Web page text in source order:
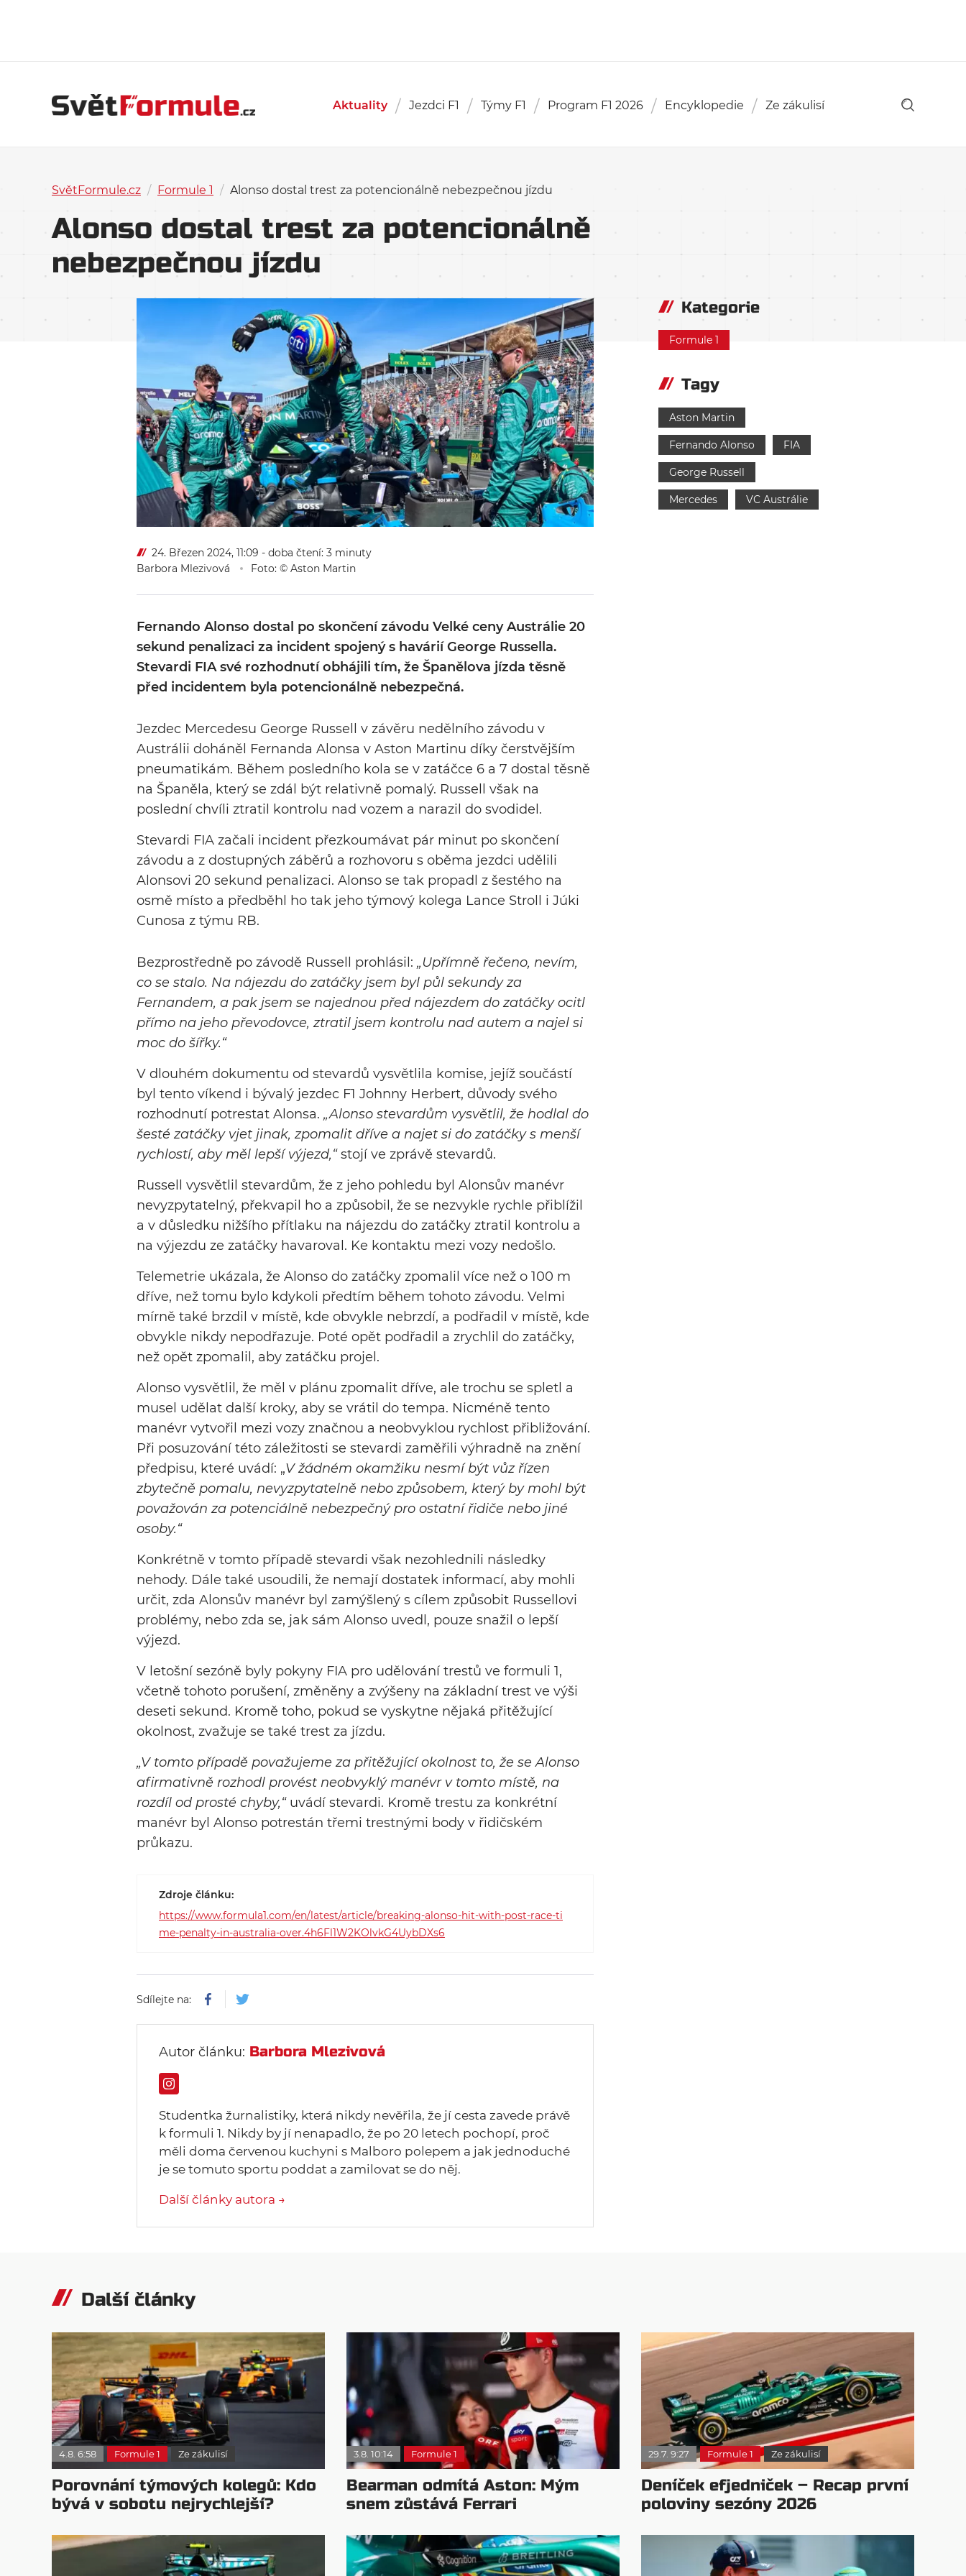
Aktuality Jezdci F1 Týmy F1 Program F1 2026 Encyklopedie Ze zákulisí
SvětFormule.cz / Formule 1 / Alonso dostal trest za potencionálně nebezpečnou jízdu
Alonso dostal trest za potencionálně
nebezpečnou jízdu
24. Březen 2024, 11:09 - doba čtení: 3 minuty
Barbora Mlezivová
Foto: © Aston Martin
Fernando Alonso dostal po skončení závodu Velké ceny Austrálie 20
sekund penalizaci za incident spojený s havárií George Russella.
Stevardi FIA své rozhodnutí obhájili tím, že Španělova jízda těsně
před incidentem byla potencionálně nebezpečná.
Jezdec Mercedesu George Russell v závěru nedělního závodu v
Austrálii doháněl Fernanda Alonsa v Aston Martinu díky čerstvějším
pneumatikám. Během posledního kola se v zatáčce 6 a 7 dostal těsně
na Španěla, který se zdál být relativně pomalý. Russell však na
poslední chvíli ztratil kontrolu nad vozem a narazil do svodidel.
Stevardi FIA začali incident přezkoumávat pár minut po skončení
závodu a z dostupných záběrů a rozhovoru s oběma jezdci udělili
Alonsovi 20 sekund penalizaci. Alonso se tak propadl z šestého na
osmě místo a předběhl ho tak jeho týmový kolega Lance Stroll i Júki
Cunosa z týmu RB.
Bezprostředně po závodě Russell prohlásil: „Upřímně řečeno, nevím,
co se stalo. Na nájezdu do zatáčky jsem byl půl sekundy za
Fernandem, a pak jsem se najednou před nájezdem do zatáčky ocitl
přímo na jeho převodovce, ztratil jsem kontrolu nad autem a najel si
moc do šířky.“
V dlouhém dokumentu od stevardů vysvětlila komise, jejíž součástí
byl tento víkend i bývalý jezdec F1 Johnny Herbert, důvody svého
rozhodnutí potrestat Alonsa. „Alonso stevardům vysvětlil, že hodlal do
šesté zatáčky vjet jinak, zpomalit dříve a najet si do zatáčky s menší
rychlostí, aby měl lepší výjezd,“stojí ve zprávě stevardů.
Russell vysvětlil stevardům, že z jeho pohledu byl Alonsův manévr
nevyzpytatelný, překvapil ho a způsobil, že se nezvykle rychle přiblížil
a v důsledku nižšího přítlaku na nájezdu do zatáčky ztratil kontrolu a
na výjezdu ze zatáčky havaroval. Ke kontaktu mezi vozy nedošlo.
Telemetrie ukázala, že Alonso do zatáčky zpomalil více než o 100 m
dříve, než tomu bylo kdykoli předtím během tohoto závodu. Velmi
mírně také brzdil v místě, kde obvykle nebrzdí, a podřadil v místě, kde
obvykle nikdy nepodřazuje. Poté opět podřadil a zrychlil do zatáčky,
než opět zpomalil, aby zatáčku projel.
Alonso vysvětlil, že měl v plánu zpomalit dříve, ale trochu se spletl a
musel udělat další kroky, aby se vrátil do tempa. Nicméně tento
manévr vytvořil mezi vozy značnou a neobvyklou rychlost přibližování.
Při posuzování této záležitosti se stevardi zaměřili výhradně na znění
předpisu, které uvádí: „V žádném okamžiku nesmí být vůz řízen
zbytečně pomalu, nevyzpytatelně nebo způsobem, který by mohl být
považován za potenciálně nebezpečný pro ostatní řidiče nebo jiné
osoby.“
Konkrétně v tomto případě stevardi však nezohlednili následky
nehody. Dále také usoudili, že nemají dostatek informací, aby mohli
určit, zda Alonsův manévr byl zamýšlený s cílem způsobit Russellovi
problémy, nebo zda se, jak sám Alonso uvedl, pouze snažil o lepší
výjezd.
V letošní sezóně byly pokyny FIA pro udělování trestů ve formuli 1,
včetně tohoto porušení, změněny a zvýšeny na základní trest ve výši
deseti sekund. Kromě toho, pokud se vyskytne nějaká přitěžující
okolnost, zvažuje se také trest za jízdu.
„V tomto případě považujeme za přitěžující okolnost to, že se Alonso
afirmativně rozhodl provést neobvyklý manévr v tomto místě, na
rozdíl od prosté chyby,“uvádí stevardi. Kromě trestu za konkrétní
manévr byl Alonso potrestán třemi trestnými body v řidičském
průkazu.
Zdroje článku:
https://www.formula1.com/en/latest/article/breaking-alonso-hit-with-post-race-ti
me-penalty-in-australia-over.4h6Fl1W2KOlvkG4UybDXs6
Sdílejte na:
Autor článku: Barbora Mlezivová
Studentka žurnalistiky, která nikdy nevěřila, že jí cesta zavede právě
k formuli 1. Nikdy by jí nenapadlo, že po 20 letech pochopí, proč
měli doma červenou kuchyni s Malboro polepem a jak jednoduché
je se tomuto sportu poddat a zamilovat se do něj.
Další články autora →
Kategorie
Formule 1
Tagy
Aston Martin
Fernando Alonso FIA
George Russell
Mercedes VC Austrálie
Další články
4.8. 6:58 Formule 1 Ze zákulisí
Porovnání týmových kolegů: Kdo
bývá v sobotu nejrychlejší?
3.8. 10:14 Formule 1
Bearman odmítá Aston: Mým
snem zůstává Ferrari
29.7. 9:27 Formule 1 Ze zákulisí
Deníček efjedniček – Recap první
poloviny sezóny 2026